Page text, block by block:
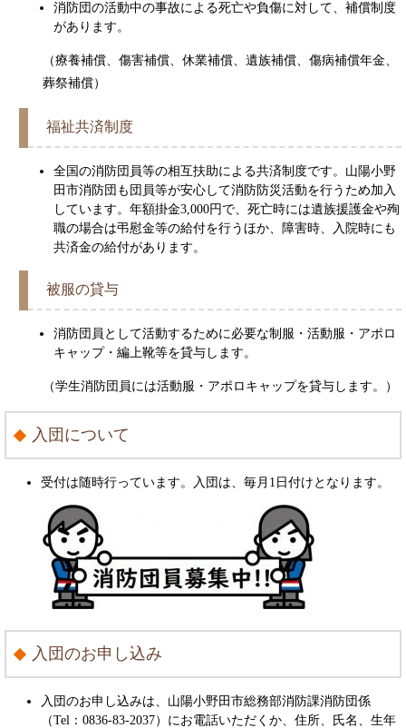
消防団の活動中の事故による死亡や負傷に対して、補償制度
があります。
（療養補償、傷害補償、休業補償、遺族補償、傷病補償年金、
葬祭補償）
福祉共済制度
全国の消防団員等の相互扶助による共済制度です。山陽小野
田市消防団も団員等が安心して消防防災活動を行うため加入
しています。年額掛金3,000円で、死亡時には遺族援護金や殉
職の場合は弔慰金等の給付を行うほか、障害時、入院時にも
共済金の給付があります。
被服の貸与
消防団員として活動するために必要な制服・活動服・アポロ
キャップ・編上靴等を貸与します。
（学生消防団員には活動服・アポロキャップを貸与します。）
入団について
受付は随時行っています。入団は、毎月1日付けとなります。
入団のお申し込み
入団のお申し込みは、山陽小野田市総務部消防課消防団係
（Tel：0836-83-2037）にお電話いただくか、住所、氏名、生年